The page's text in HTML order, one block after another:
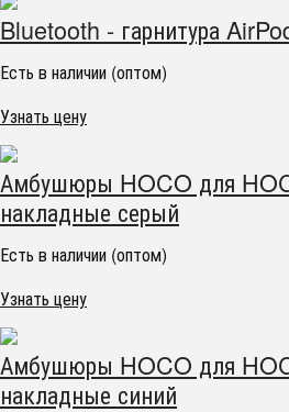
Bluetooth - гарнитура
Есть в наличии (оптом)
Узнать цену
Амбушюры HOCO для
накладные серый
Есть в наличии (оптом)
Узнать цену
Амбушюры HOCO для
накладные синий